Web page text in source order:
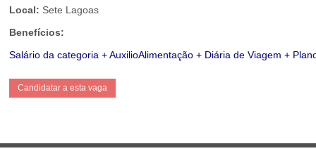
Local: Sete Lagoas
Benefícios:
Salário da categoria + AuxilioAlimentação + Diária de Viagem +